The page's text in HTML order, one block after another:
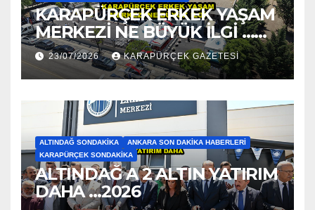
KARAPÜRÇEK ERKEK YAŞAM
MERKEZİ NE BÜYÜK İLGİ …
2026
23/07/2026 KARAPÜRÇEK GAZETESİ
ALTINDAĞ SONDAKIKA
ANKARA SON DAKIKA HABERLERI
KARAPÜRÇEK SONDAKIKA
ALTINDAĞ A 2 ALTIN YATIRIM
DAHA …2026